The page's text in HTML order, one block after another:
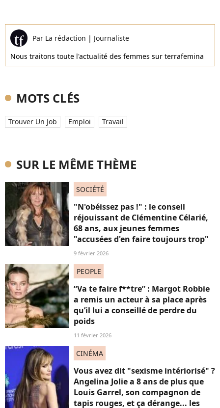
Par La rédaction | Journaliste
Nous traitons toute l'actualité des femmes sur terrafemina
MOTS CLÉS
Trouver Un Job Emploi Travail
SUR LE MÊME THÈME
SOCIÉTÉ
"N'obéissez pas !" : le conseil
réjouissant de Clémentine Célarié,
68 ans, aux jeunes femmes
"accusées d'en faire toujours trop"
9 février 2026
PEOPLE
“Va te faire f**tre” : Margot Robbie
a remis un acteur à sa place après
qu’il lui a conseillé de perdre du
poids
11 février 2026
CINÉMA
Vous avez dit "sexisme intériorisé" ?
Angelina Jolie a 8 ans de plus que
Louis Garrel, son compagnon de
tapis rouges, et ça dérange... les